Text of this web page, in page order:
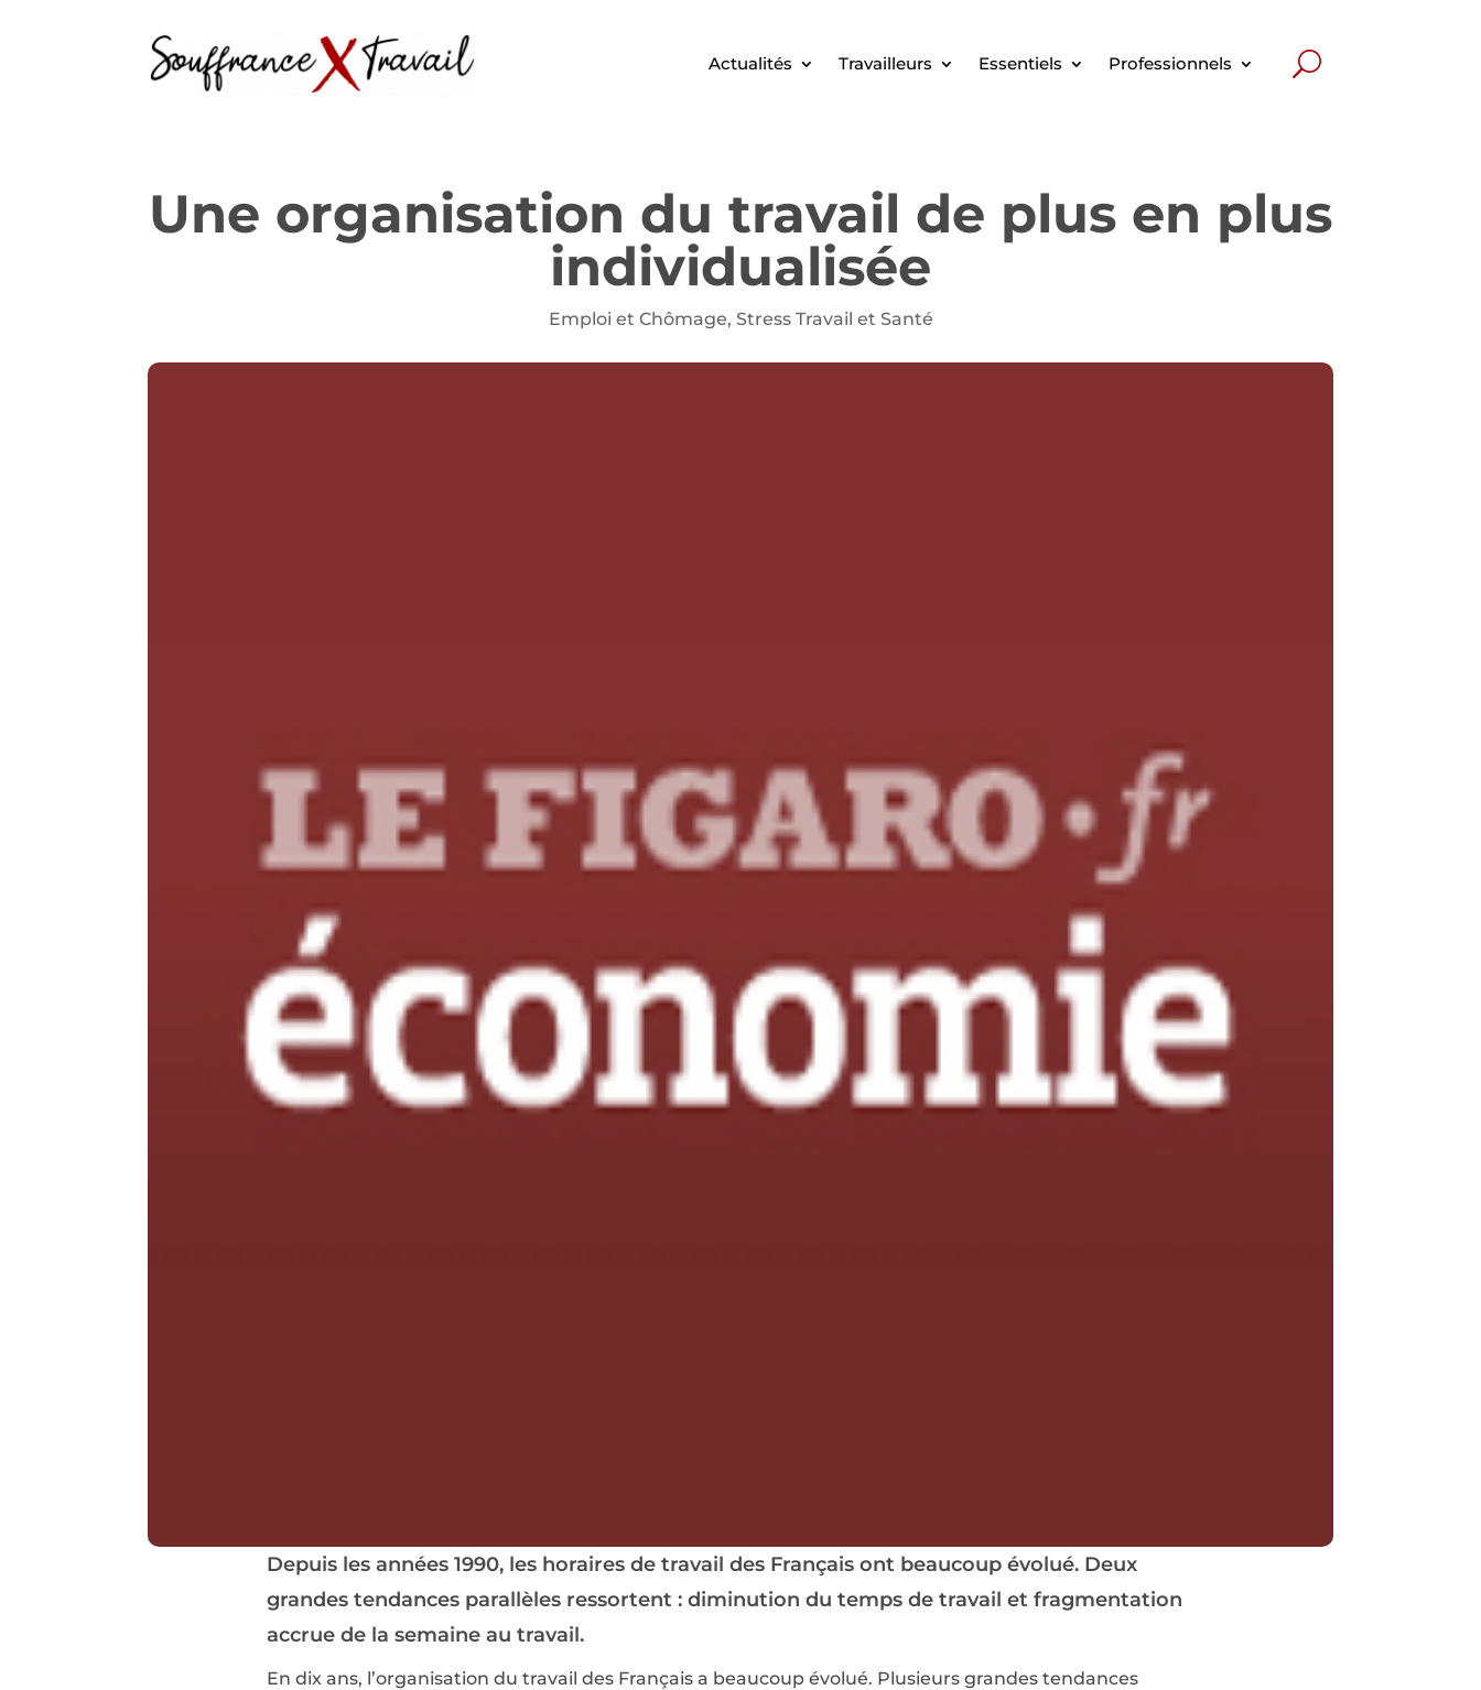
Actualités Travailleurs Essentiels Professionnels
Une organisation du travail de plus en plus
individualisée
Emploi et Chômage, Stress Travail et Santé
Depuis les années 1990, les horaires de travail des Français ont beaucoup évolué. Deux
grandes tendances parallèles ressortent : diminution du temps de travail et fragmentation
accrue de la semaine au travail.
En dix ans, l’organisation du travail des Français a beaucoup évolué. Plusieurs grandes tendances